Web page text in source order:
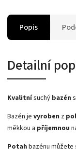
Popis
Detailní
Kvalitnísuchý bazén
Bazén je vyroben z
měkkou a příjemnou
Potah bazénu můžete